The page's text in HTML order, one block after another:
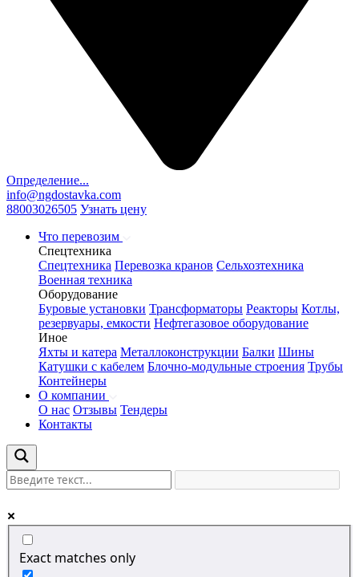
Определение...
info@ngdostavka.com
88003026505 Узнать цену
Что перевозим
Спецтехника
Спецтехника Перевозка кранов Сельхозтехника
Военная техника
Оборудование
Буровые установки Трансформаторы Реакторы Котлы,
резервуары, емкости Нефтегазовое оборудование
Иное
Яхты и катера Металлоконструкции Балки Шины
Катушки с кабелем Блочно-модульные строения Трубы
Контейнеры
О компании
О нас Отзывы Тендеры
Контакты
Exact matches only